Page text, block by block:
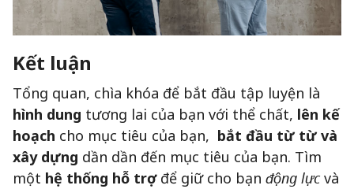
Kết luận
Tổng quan, chìa khóa để bắt đầu tập luyện là
hình dung tương lai của bạn với thể chất, lên kế
hoạch cho mục tiêu của bạn, bắt đầu từ từ và
xây dựng dần dần đến mục tiêu của bạn. Tìm
một hệ thống hỗ trợđể giữ cho bạn động lựcvà